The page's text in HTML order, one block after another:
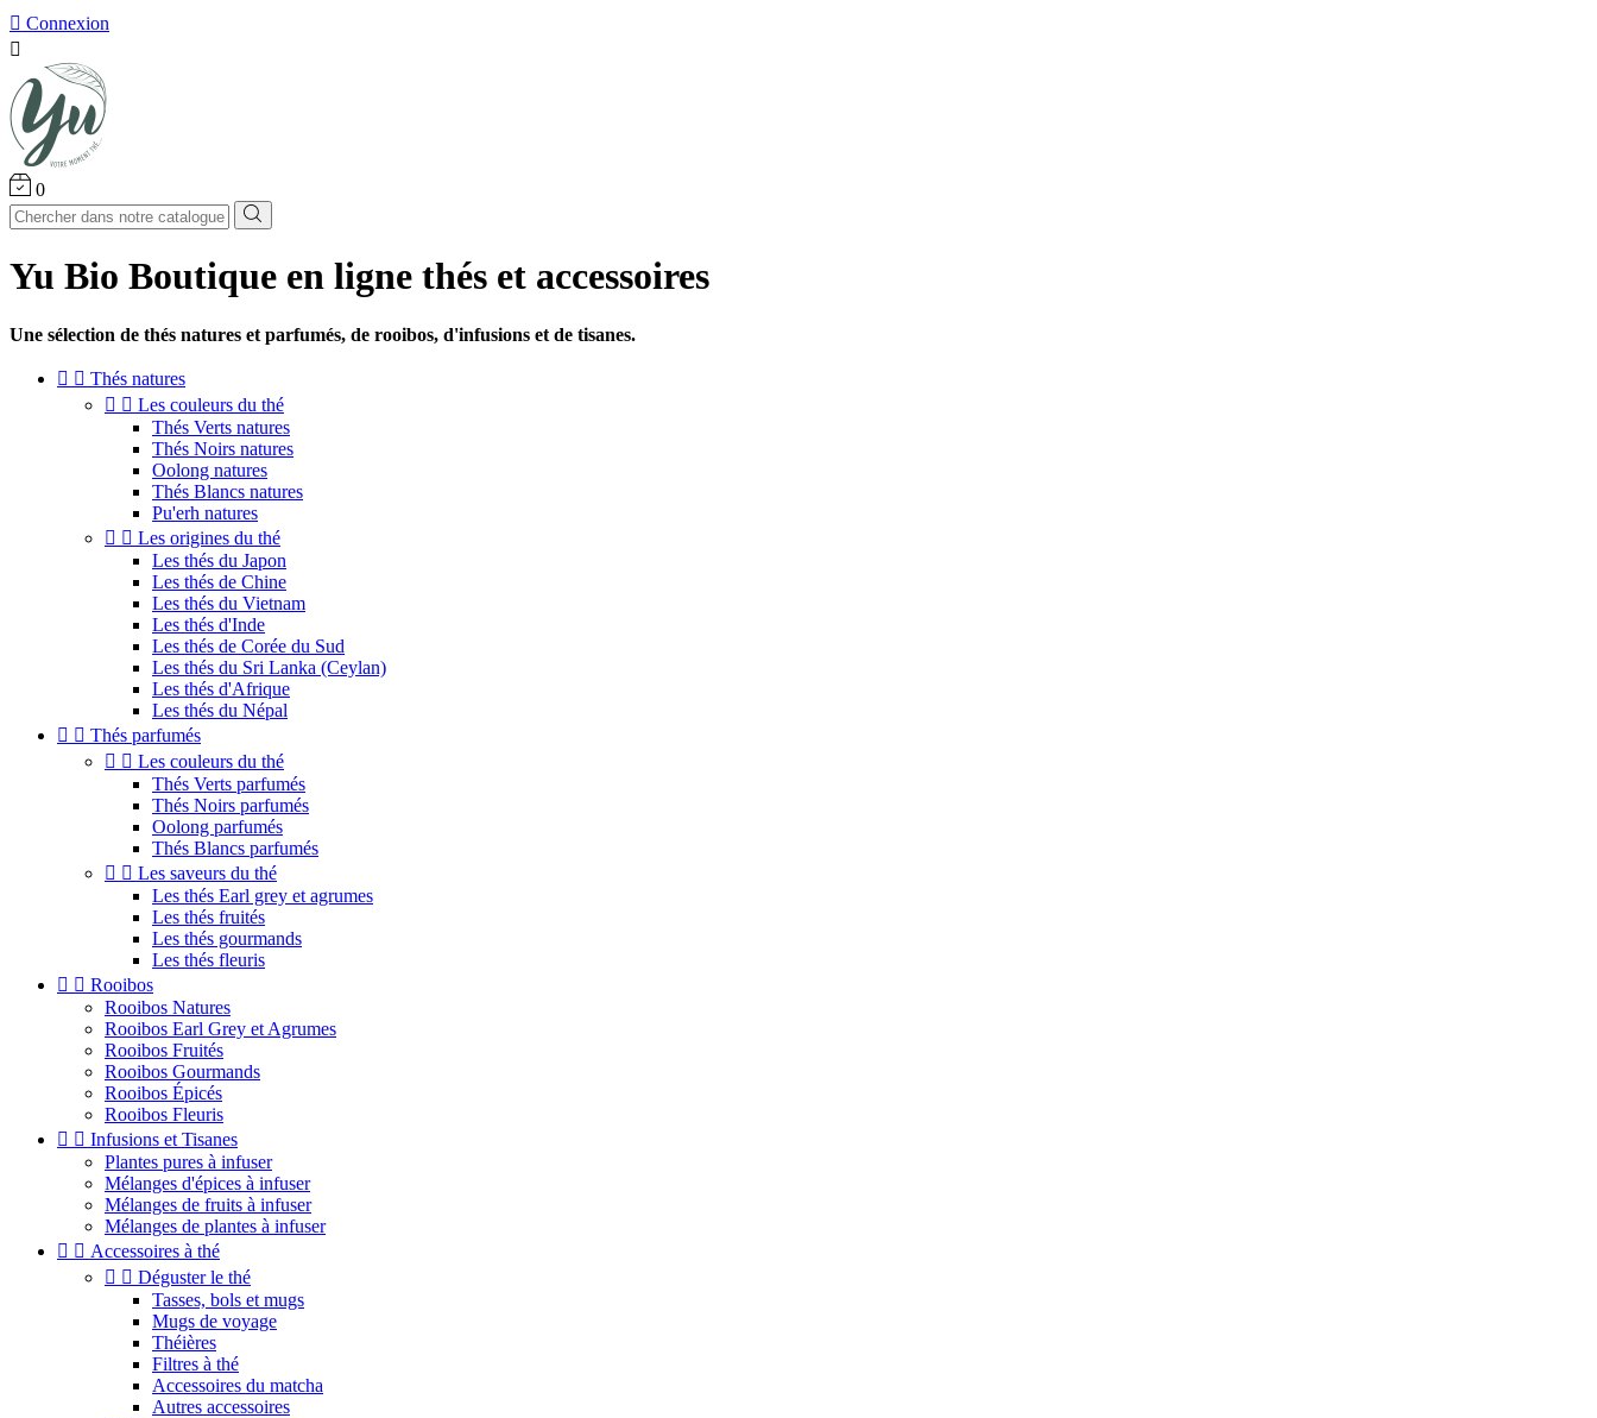
 Connexion

0
Yu Bio Boutique en ligne thés et accessoires
Une sélection de thés natures et parfumés, de rooibos, d'infusions et de tisanes.
  Thés natures
  Les couleurs du thé
Thés Verts natures
Thés Noirs natures
Oolong natures
Thés Blancs natures
Pu'erh natures
  Les origines du thé
Les thés du Japon
Les thés de Chine
Les thés du Vietnam
Les thés d'Inde
Les thés de Corée du Sud
Les thés du Sri Lanka (Ceylan)
Les thés d'Afrique
Les thés du Népal
  Thés parfumés
  Les couleurs du thé
Thés Verts parfumés
Thés Noirs parfumés
Oolong parfumés
Thés Blancs parfumés
  Les saveurs du thé
Les thés Earl grey et agrumes
Les thés fruités
Les thés gourmands
Les thés fleuris
  Rooibos
Rooibos Natures
Rooibos Earl Grey et Agrumes
Rooibos Fruités
Rooibos Gourmands
Rooibos Épicés
Rooibos Fleuris
  Infusions et Tisanes
Plantes pures à infuser
Mélanges d'épices à infuser
Mélanges de fruits à infuser
Mélanges de plantes à infuser
  Accessoires à thé
  Déguster le thé
Tasses, bols et mugs
Mugs de voyage
Théières
Filtres à thé
Accessoires du matcha
Autres accessoires